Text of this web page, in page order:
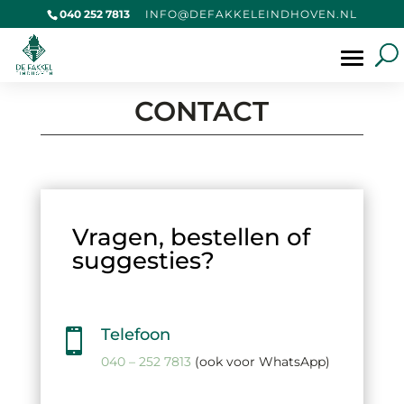
040 252 7813 LN.NE
VOHDN
IELEK
KAFED
@OFNI
Producten
CONTACT
Vragen, bestellen of
suggesties?
 Telefoon
040 – 252 7813 (ook voor WhatsApp)